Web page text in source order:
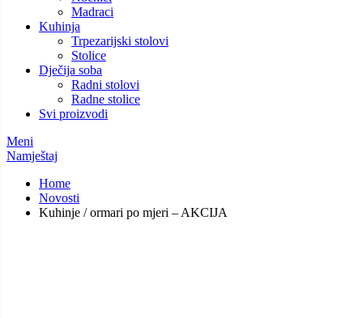
Madraci
Kuhinja
Trpezarijski stolovi
Stolice
Dječija soba
Radni stolovi
Radne stolice
Svi proizvodi
Meni
Namještaj
Home
Novosti
Kuhinje / ormari po mjeri – AKCIJA